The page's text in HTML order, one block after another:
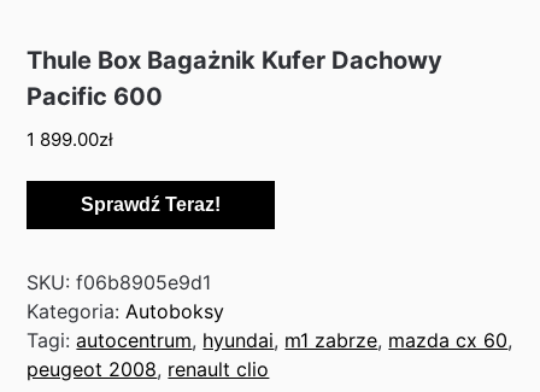
Thule Box Bagażnik Kufer Dachowy
Pacific 600
1 899.00zł
Sprawdź Teraz!
SKU:f06b8905e9d1
Kategoria: Autoboksy
Tagi:autocentrum, hyundai, m1 zabrze, mazda cx 60,
peugeot 2008, renault clio